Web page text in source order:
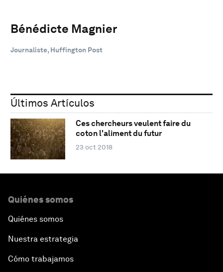
Bénédicte Magnier
Journaliste, Huffington Post
Últimos Artículos
Ces chercheurs veulent faire du
coton l'aliment du futur
23 oct 2018
Quiénes somos
Quiénes somos
Nuestra estrategia
Cómo trabajamos